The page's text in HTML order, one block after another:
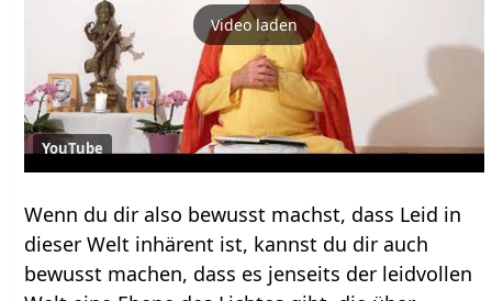
Video laden
YouTube
Wenn du dir also bewusst machst, dass Leid in
dieser Welt inhärent ist, kannst du dir auch
bewusst machen, dass es jenseits der leidvollen